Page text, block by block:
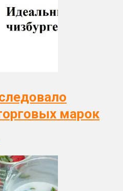
марок